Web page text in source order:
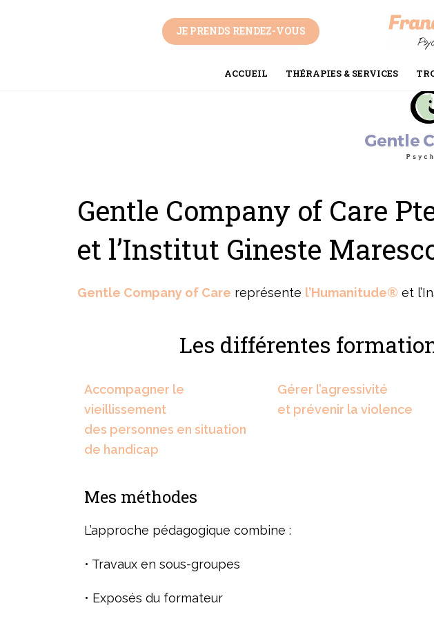
JE PRENDS RENDEZ-VOUS
ACCUEIL THÉRAPIES & SERVICES
Gentle Company of Care
et l’Institut Gineste
Gentle Company of Care représente l’Humanitude® et
Les différentes
Accompagner le
vieillissement
des personnes en situation
de handicap
Gérer l’agressivité
et prévenir la violence
Mes méthodes
L’approche pédagogique combine :
• Travaux en sous-groupes
• Exposés du formateur